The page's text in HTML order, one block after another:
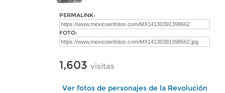
PERMALINK:
FOTO:
1,603 visitas
Ver fotos de personajes de la Revolución